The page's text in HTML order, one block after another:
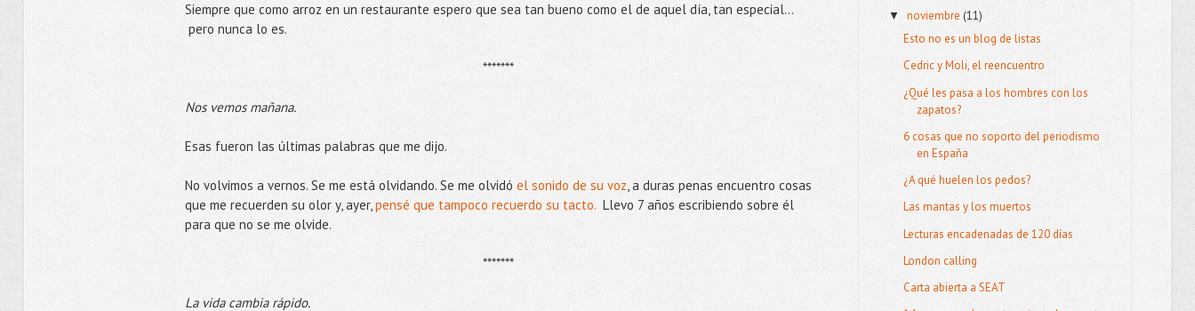
Siempre que como arroz en un restaurante espero que sea tan bueno como el de aquel día, tan especial...
pero nunca lo es.
*******
Nos vemos mañana.
Esas fueron las últimas palabras que me dijo.
No volvimos a vernos. Se me está olvidando. Se me olvidó el sonido de su voz, a duras penas encuentro cosas
que me recuerden su olor y, ayer,pensé que tampoco recuerdo su tacto. Llevo 7 años escribiendo sobre él
para que no se me olvide.
*******
La vida cambia rápido.
▼noviembre (11)
Esto no es un blog de listas
Cedric y Moli, el reencuentro
¿Qué les pasa a los hombres con los
zapatos?
6 cosas que no soporto del periodismo
en España
¿A qué huelen los pedos?
Las mantas y los muertos
Lecturas encadenadas de 120 días
London calling
Carta abierta a SEAT